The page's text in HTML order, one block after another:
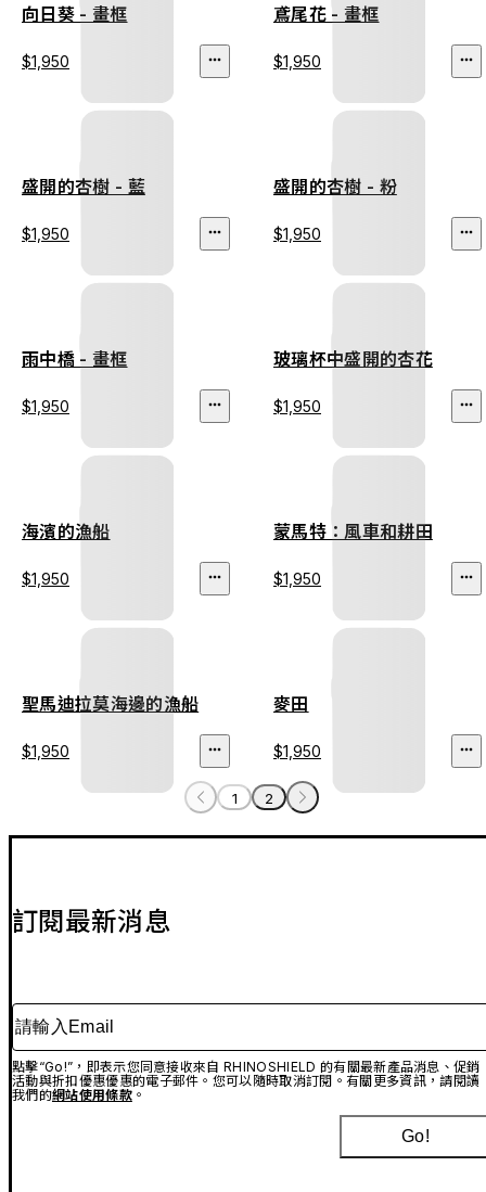
向日葵 - 畫框
$1,950
鳶尾花 - 畫框
$1,950
盛開的杏樹 - 藍
$1,950
盛開的杏樹 - 粉
$1,950
雨中橋 - 畫框
$1,950
玻璃杯中盛開的杏花
$1,950
海濱的漁船
$1,950
蒙馬特：風車和耕田
$1,950
聖馬迪拉莫海邊的漁船
$1,950
麥田
$1,950
1 2
訂閱最新消息
請輸入Email
點擊“Go!”，即表示您同意接收來自 RHINOSHIELD 的有關最新產品消息、促銷
活動與折扣優惠優惠的電子郵件。您可以隨時取消訂閱。有關更多資訊，請閱讀
我們的網站使用條款。
Go!